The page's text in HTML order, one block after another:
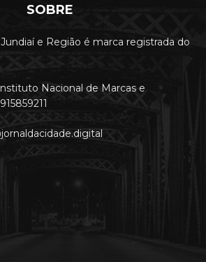
SOBRE
e Região é marca registrada do
Nacional de Marcas e